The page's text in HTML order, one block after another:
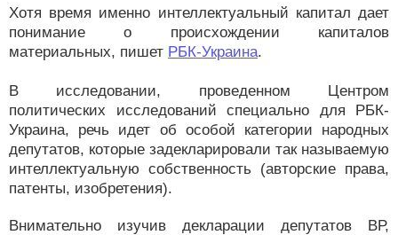
Хотя время именно интеллектуальный капитал дает
понимание о происхождении капиталов
материальных, пишет РБК-Украина.
В исследовании, проведенном Центром
политических исследований специально для РБК-
Украина, речь идет об особой категории народных
депутатов, которые задекларировали так называемую
интеллектуальную собственность (авторские права,
патенты, изобретения).
Внимательно изучив декларации депутатов ВР,